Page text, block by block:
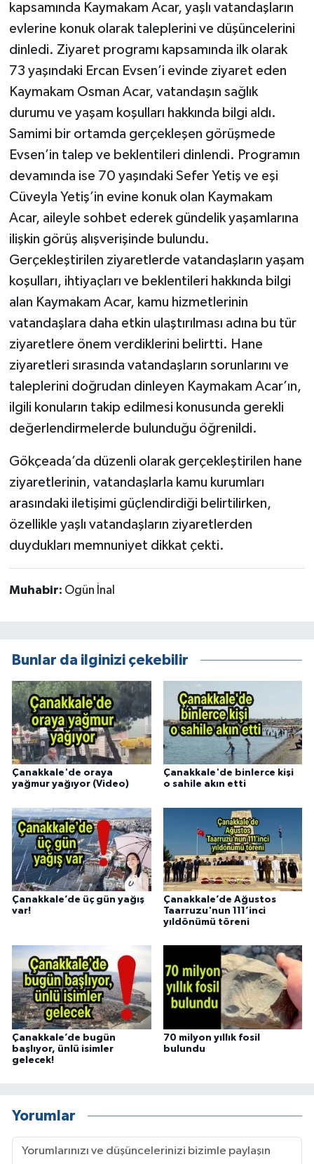
kapsamında Kaymakam Acar, yaşlı vatandaşların
evlerine konuk olarak taleplerini ve düşüncelerini
dinledi. Ziyaret programı kapsamında ilk olarak
73 yaşındaki Ercan Evsen’i evinde ziyaret eden
Kaymakam Osman Acar, vatandaşın sağlık
durumu ve yaşam koşulları hakkında bilgi aldı.
Samimi bir ortamda gerçekleşen görüşmede
Evsen’in talep ve beklentileri dinlendi. Programın
devamında ise 70 yaşındaki Sefer Yetiş ve eşi
Cüveyla Yetiş’in evine konuk olan Kaymakam
Acar, aileyle sohbet ederek gündelik yaşamlarına
ilişkin görüş alışverişinde bulundu.
Gerçekleştirilen ziyaretlerde vatandaşların yaşam
koşulları, ihtiyaçları ve beklentileri hakkında bilgi
alan Kaymakam Acar, kamu hizmetlerinin
vatandaşlara daha etkin ulaştırılması adına bu tür
ziyaretlere önem verdiklerini belirtti. Hane
ziyaretleri sırasında vatandaşların sorunlarını ve
taleplerini doğrudan dinleyen Kaymakam Acar’ın,
ilgili konuların takip edilmesi konusunda gerekli
değerlendirmelerde bulunduğu öğrenildi.
Gökçeada’da düzenli olarak gerçekleştirilen hane
ziyaretlerinin, vatandaşlarla kamu kurumları
arasındaki iletişimi güçlendirdiği belirtilirken,
özellikle yaşlı vatandaşların ziyaretlerden
duydukları memnuniyet dikkat çekti.
Muhabir: Ogün İnal
Bunlar da ilginizi çekebilir
Çanakkale'de oraya
yağmur yağıyor (Video)
Çanakkale'de binlerce kişi
o sahile akın etti
Çanakkale’de üç gün yağış
var!
Çanakkale’de Ağustos
Taarruzu'nun 111’inci
yıldönümü töreni
Çanakkale’de bugün
başlıyor, ünlü isimler
gelecek!
70 milyon yıllık fosil
bulundu
Yorumlar